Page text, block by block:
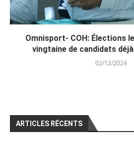
Omnisport- COH: Élections
vingtaine de candidats
02/12/2024
ARTICLES RÉCENTS